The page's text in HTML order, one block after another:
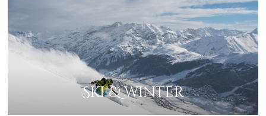
5. Destinatari o eventuali categorie di destinatari dei dati
I dati saranno trattati, nei limiti di quanto necessario, dal personale autorizzato,
adeguatamente istruito e formato, del Titolare nonché dal personale dei soggetti
terzi Titolari autonomi che prestano servizi al Titolare ed effettuano trattamenti
di dati per conto e su istruzione di quest'ultimo quali responsabili del
trattamento. In particolare, per le finalità sopra indicate, i dati potranno essere
- consulenti e liberi professionisti in forma singola o associata, società di
servizi, associazioni di categoria che prestano alla Società assistenza o
consulenza per finalità finanziarie, amministrative, contabili, fiscali e di tutela
- collaboratori e/o personale dipendente incaricato al trattamento;
- società, enti, persone che prestino assistenza in materia di marketing e
comunicazione relativamente all’erogazione dei servizi;
Ski & winter